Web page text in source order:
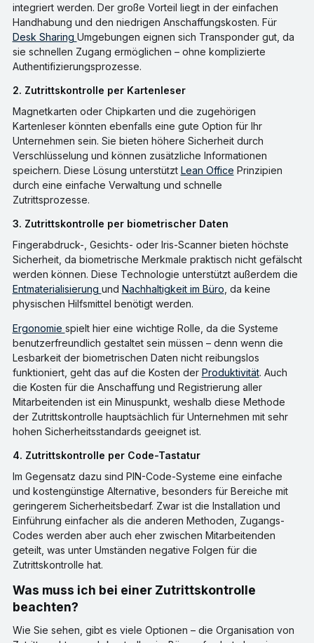
integriert werden. Der große Vorteil liegt in der einfachen
Handhabung und den niedrigen Anschaffungskosten. Für
Desk Sharing Umgebungen eignen sich Transponder gut, da
sie schnellen Zugang ermöglichen – ohne komplizierte
Authentifizierungsprozesse.
2. Zutrittskontrolle per Kartenleser
Magnetkarten oder Chipkarten und die zugehörigen
Kartenleser könnten ebenfalls eine gute Option für Ihr
Unternehmen sein. Sie bieten höhere Sicherheit durch
Verschlüsselung und können zusätzliche Informationen
speichern. Diese Lösung unterstützt Lean Office Prinzipien
durch eine einfache Verwaltung und schnelle
Zutrittsprozesse.
3. Zutrittskontrolle per biometrischer Daten
Fingerabdruck-, Gesichts- oder Iris-Scanner bieten höchste
Sicherheit, da biometrische Merkmale praktisch nicht gefälscht
werden können. Diese Technologie unterstützt außerdem die
Entmaterialisierung und Nachhaltigkeit im Büro , da keine
physischen Hilfsmittel benötigt werden.
Ergonomie spielt hier eine wichtige Rolle, da die Systeme
benutzerfreundlich gestaltet sein müssen – denn wenn die
Lesbarkeit der biometrischen Daten nicht reibungslos
funktioniert, geht das auf die Kosten der Produktivität. Auch
die Kosten für die Anschaffung und Registrierung aller
Mitarbeitenden ist ein Minuspunkt, weshalb diese Methode
der Zutrittskontrolle hauptsächlich für Unternehmen mit sehr
hohen Sicherheitsstandards geeignet ist.
4. Zutrittskontrolle per Code-Tastatur
Im Gegensatz dazu sind PIN-Code-Systeme eine einfache
und kostengünstige Alternative, besonders für Bereiche mit
geringerem Sicherheitsbedarf. Zwar ist die Installation und
Einführung einfacher als die anderen Methoden, Zugangs-
Codes werden aber auch eher zwischen Mitarbeitenden
geteilt, was unter Umständen negative Folgen für die
Zutrittskontrolle hat.
Was muss ich bei einer Zutrittskontrolle
beachten?
Wie Sie sehen, gibt es viele Optionen – die Organisation von